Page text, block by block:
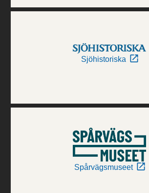
Sjöhistoriska
Spårvägsmuseet